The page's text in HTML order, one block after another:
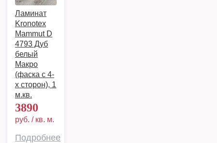
Ламинат
Kronotex
Mammut D
4793 Дуб
белый
Макро
(фаска с 4-
х сторон), 1
м.кв.
3890
руб. / кв. м.
Подробнее